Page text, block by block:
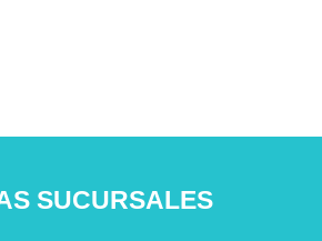
SUCURSALES